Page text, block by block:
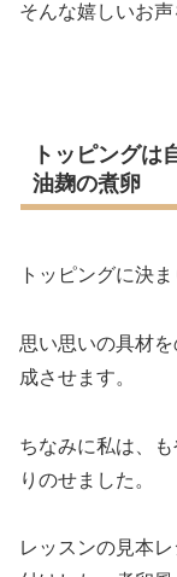
そんな嬉しいお声
トッピングは
油麹の煮卵
トッピングに決
思い思いの具材
成させます。
ちなみに私は、
りのせました。
レッスンの見本